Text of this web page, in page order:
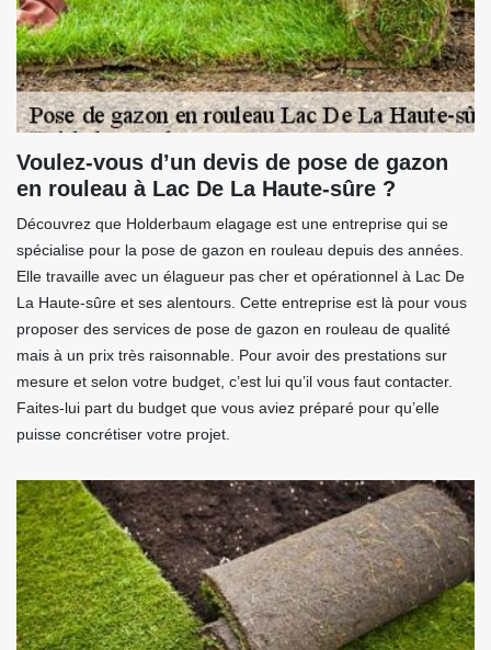
Voulez-vous d’un devis de pose de gazon
en rouleau à Lac De La Haute-sûre ?
Découvrez que Holderbaum elagage est une entreprise qui se
spécialise pour la pose de gazon en rouleau depuis des années.
Elle travaille avec un élagueur pas cher et opérationnel à Lac De
La Haute-sûre et ses alentours. Cette entreprise est là pour vous
proposer des services de pose de gazon en rouleau de qualité
mais à un prix très raisonnable. Pour avoir des prestations sur
mesure et selon votre budget, c’est lui qu’il vous faut contacter.
Faites-lui part du budget que vous aviez préparé pour qu’elle
puisse concrétiser votre projet.